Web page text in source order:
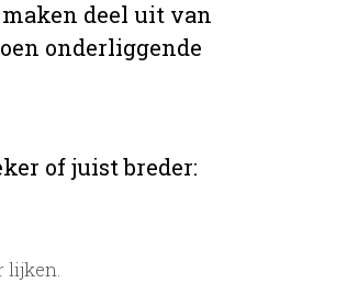
deel uit van
onderliggende
of juist breder:
lijken.